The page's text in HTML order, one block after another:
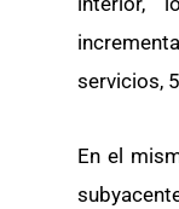
servicios,
En el